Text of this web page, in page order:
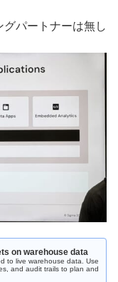
パートナーは無し
on warehouse data
to live warehouse data. Use
and audit trails to plan and